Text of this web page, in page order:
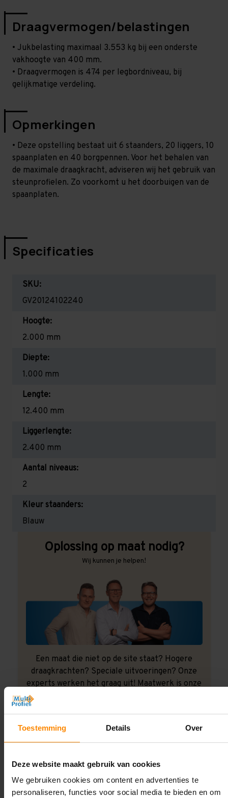
Toestemming Details Over
Deze website maakt gebruik van cookies
We gebruiken cookies om content en advertenties te
personaliseren, functies voor social media te bieden en om
Draagvermogen/belastingen
• Jukbelasting maximaal 3.553 kg bij een onderste
vakhoogte van 400 mm.
• Draagvermogen is 474 per legbordniveau, bij
gelijkmatige verdeling.
Opmerkingen
• Deze opstelling bestaat uit 6 staanders, 20 liggers, 10
spaanplaten en 40 borgpennen. Voor het behalen van
de maximale draagkracht, adviseren wij het gebruik van
steunprofielen. Zo voorkomt u het doorbuigen van de
spaanplaten.
Specificaties
SKU:
GV20124102240
Hoogte:
2.000 mm
Diepte:
1.000 mm
Lengte:
12.400 mm
Liggerlengte:
2.400 mm
Aantal niveaus:
2
Kleur staanders:
Blauw
Oplossing op maat nodig?
Wij kunnen je helpen!
Een maat die niet op de site staat? Hogere
draagkrachten? Speciale uitvoeringen? Onze
experts werken het graag uit! Maatwerk is onze
Contact met specialist
Montage uitbesteden?
Laat ons het doen!